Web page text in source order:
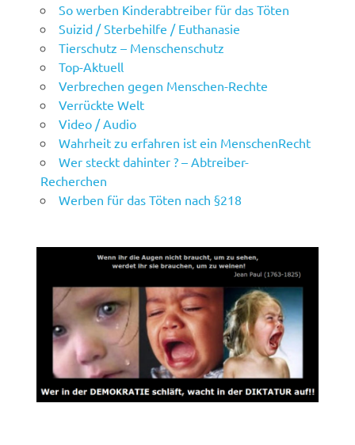
So werben Kinderabtreiber für das Töten
Suizid / Sterbehilfe / Euthanasie
Tierschutz – Menschenschutz
Top-Aktuell
Verbrechen gegen Menschen-Rechte
Verrückte Welt
Video / Audio
Wahrheit zu erfahren ist ein MenschenRecht
Wer steckt dahinter ? – Abtreiber-
Recherchen
Werben für das Töten nach §218